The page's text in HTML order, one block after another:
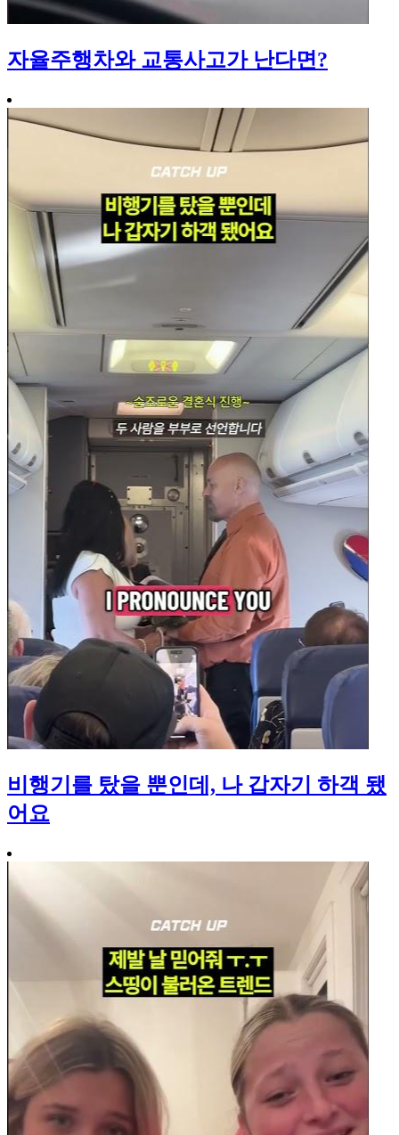
자율주행차와 교통사고가 난다면?
비행기를 탔을 뿐인데, 나 갑자기 하객 됐
어요